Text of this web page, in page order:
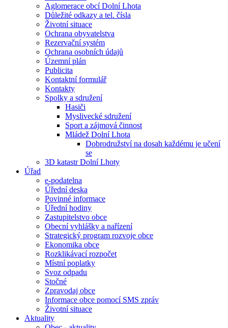
Aglomerace obcí Dolní Lhota
Důležité odkazy a tel. čísla
Životní situace
Ochrana obyvatelstva
Rezervační systém
Ochrana osobních údajů
Územní plán
Publicita
Kontaktní formulář
Kontakty
Spolky a sdružení
Hasiči
Myslivecké sdružení
Sport a zájmová činnost
Mládež Dolní Lhota
Dobrodružství na dosah každému je učení
se
3D katastr Dolní Lhoty
Úřad
e-podatelna
Úřední deska
Povinné informace
Úřední hodiny
Zastupitelstvo obce
Obecní vyhlášky a nařízení
Strategický program rozvoje obce
Ekonomika obce
Rozklikávací rozpočet
Místní poplatky
Svoz odpadu
Stočné
Zpravodaj obce
Informace obce pomocí SMS zpráv
Životní situace
Aktuality